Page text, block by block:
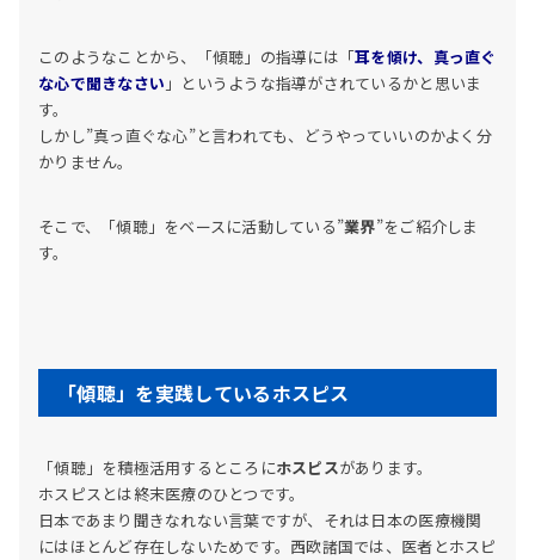
このようなことから、「傾聴」の指導には「耳を傾け、真っ直ぐ
な心で聞きなさい 」というような指導がされているかと思いま
す。
しかし”真っ直ぐな心”と言われても、どうやっていいのかよく分
かりません。
そこで、「傾聴」をベースに活動している”業界”をご紹介しま
す。
「傾聴」を実践しているホスピス
「傾聴」を積極活用するところにホスピスがあります。
ホスピスとは終末医療のひとつです。
日本であまり聞きなれない言葉ですが、それは日本の医療機関
にはほとんど存在しないためです。西欧諸国では、医者とホスピ